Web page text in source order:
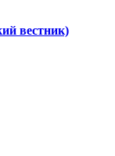
вестник)